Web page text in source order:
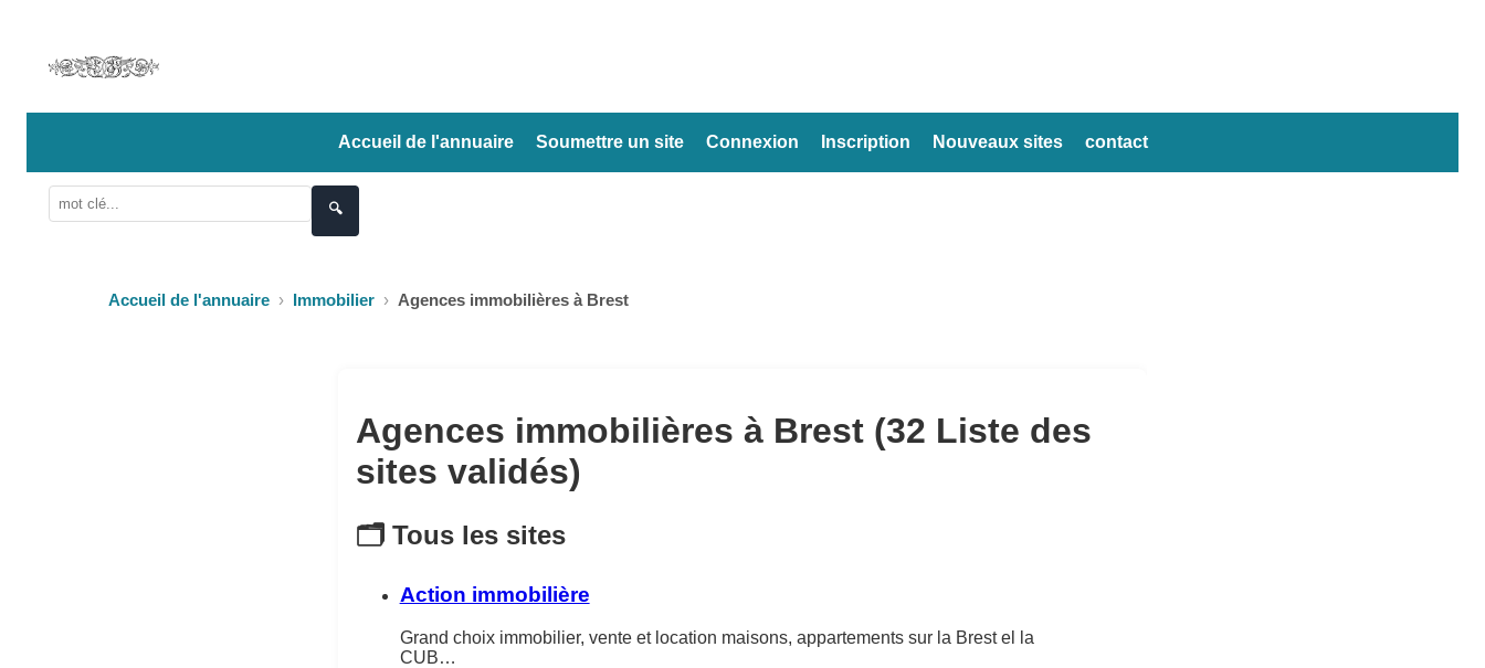
Accueil de l'annuaire Soumettre un site Connexion Inscription Nouveaux sites contact
🔍
Accueil de l'annuaire Immobilier Agences immobilières à Brest
Agences immobilières à Brest (32 Liste des
sites validés)
🗂️ Tous les sites
Action immobilière
Grand choix immobilier, vente et location maisons, appartements sur la Brest el la
CUB…